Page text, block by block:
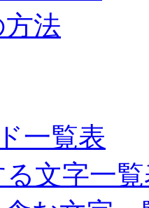
法
一覧表
文字一